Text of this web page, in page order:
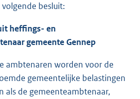
besluit:
heffings- en
gemeente Gennep
ambtenaren worden voor de
gemeentelijke belastingen
als de gemeenteambtenaar,